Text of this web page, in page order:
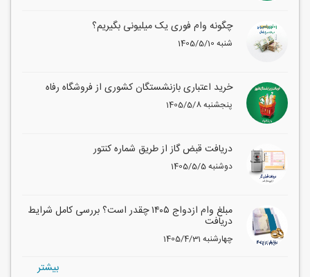
چگونه وام فوری یک میلیونی بگیریم؟
1405/5/10 شنبه
خرید اعتباری بازنشستگان کشوری از فروشگاه رفاه
1405/5/8 پنجشنبه
دریافت قبض گاز از طریق شماره کنتور
1405/5/5 دوشنبه
مبلغ وام ازدواج ۱۴۰۵ چقدر است؟ بررسی کامل شرایط
دریافت
1405/4/31 چهارشنبه
بيشتر